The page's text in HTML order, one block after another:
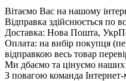
Вітаємо Вас на нашому
Відправка здійснюється по
Доставка: Нова Пошта,
Оплата: на вибір покупця
відправкою весь товар
Ми дбаємо та цінуємо наших
З повагою команда Інтернет-